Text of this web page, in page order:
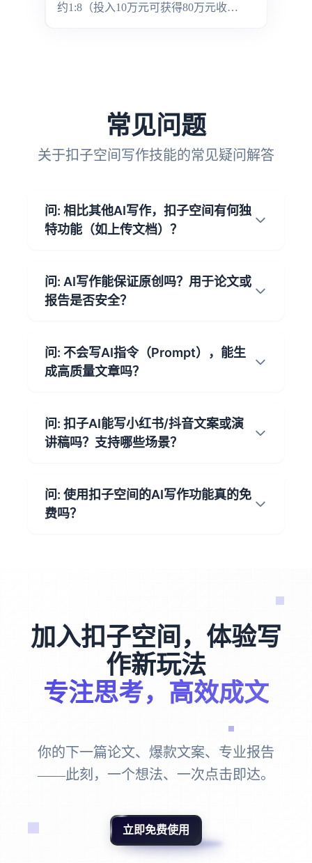
约1:8（投入10万元可获得80万元收
500元、40天完成6集制作）降低边际成
本，而科技科普赛道则受限于内容专业
性与受众付费意愿的平衡。
常见问题
关于扣子空间写作技能的常见疑问解答
问: 相比其他AI写作，扣子空间有何独
特功能（如上传文档）？
上传资料生成大纲：您可以上传现有
文档（PDF/Word等），AI会为您提炼
内容更可控：基于您的资料进行AI写
作，让生成的学术论文
问: AI写作能保证原创吗？用于论文或
报告是否安全？
学术论文：可作为强大的研究助理和
初稿撰写工具，但发表前请务必结合
商业/工作用途：完全支持。可快速生
成商业报告、营销文案
问: 不会写AI指令（Prompt），能生
成高质量文章吗？
一键"做同款"：在"案例库"中，点击您
感兴趣的调研报告或抖音文案
参考输入示例：输入框有清晰的AI写
作指令示范，模仿它即可，AI能理解
问: 扣子AI能写小红书/抖音文案或演
讲稿吗？支持哪些场景？
职场办公：周报、邮件、演讲稿、策
划案。
问: 使用扣子空间的AI写作功能真的免
费吗？
加入扣子空间，体验写
作新玩法
专注思考，高效成文
你的下一篇论文、爆款文案、专业报告
——此刻，一个想法、一次点击即达。
立即免费使用